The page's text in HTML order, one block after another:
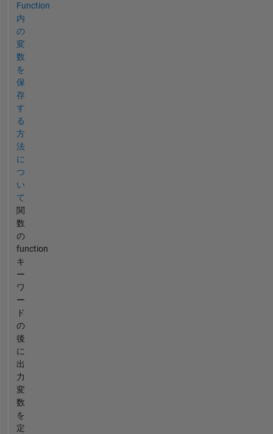
Function
内
の
変
数
を
保
存
す
る
方
法
に
つ
い
て
関
数
の
function
キ
ー
ワ
ー
ド
の
後
に
出
力
変
数
を
定